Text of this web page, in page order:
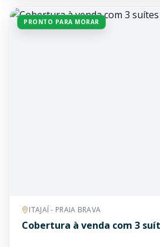
PRONTO PARA MORAR
ITAJAÍ - PRAIA BRAVA
Cobertura à venda com 3